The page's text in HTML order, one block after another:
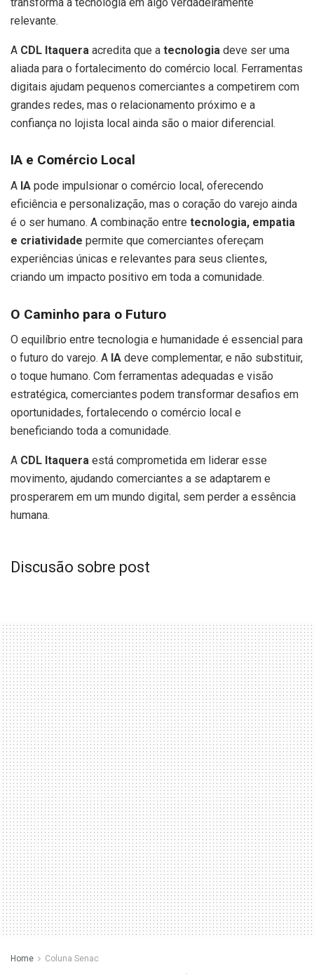
relevante.
A CDL Itaquera acredita que a tecnologia deve ser uma
aliada para o fortalecimento do comércio local. Ferramentas
digitais ajudam pequenos comerciantes a competirem com
grandes redes, mas o relacionamento próximo e a
confiança no lojista local ainda são o maior diferencial.
IA e Comércio Local
A IA pode impulsionar o comércio local, oferecendo
eficiência e personalização, mas o coração do varejo ainda
é o ser humano. A combinação entre tecnologia, empatia
e criatividade permite que comerciantes ofereçam
experiências únicas e relevantes para seus clientes,
criando um impacto positivo em toda a comunidade.
O Caminho para o Futuro
O equilíbrio entre tecnologia e humanidade é essencial para
o futuro do varejo. A IA deve complementar, e não substituir,
o toque humano. Com ferramentas adequadas e visão
estratégica, comerciantes podem transformar desafios em
oportunidades, fortalecendo o comércio local e
beneficiando toda a comunidade.
A CDL Itaquera está comprometida em liderar esse
movimento, ajudando comerciantes a se adaptarem e
prosperarem em um mundo digital, sem perder a essência
humana.
Discusão sobre post
Home Coluna Senac